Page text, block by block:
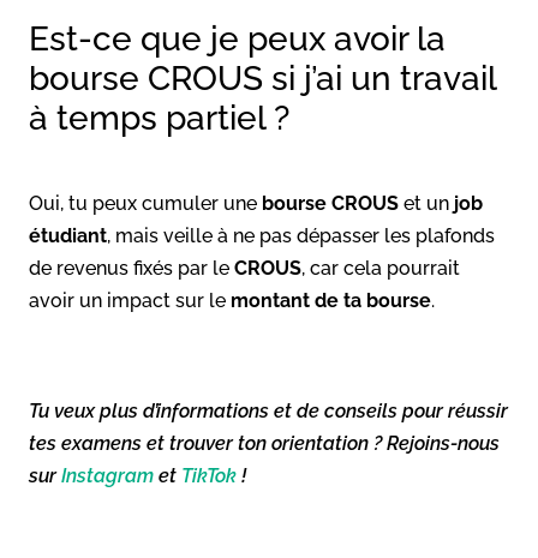
Est-ce que je peux avoir la
bourse CROUS si j’ai un travail
à temps partiel ?
Oui, tu peux cumuler une bourse CROUS et un job
étudiant, mais veille à ne pas dépasser les plafonds
de revenus fixés par le CROUS, car cela pourrait
avoir un impact sur le montant de ta bourse.
Tu veux plus d’informations et de conseils pour réussir
tes examens et trouver ton orientation ? Rejoins-nous
surInstagram et TikTok !